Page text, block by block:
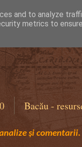
Bacău -
și
and to analyze
metrics to